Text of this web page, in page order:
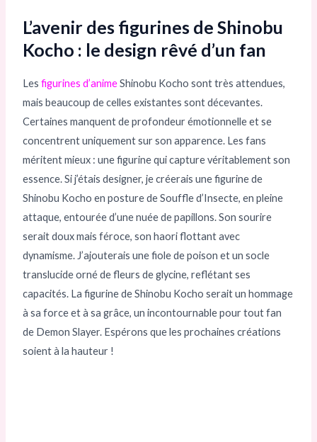
L’avenir des figurines de Shinobu
Kocho : le design rêvé d’un fan
Lesfigurines d’animeShinobu Kocho sont très attendues,
mais beaucoup de celles existantes sont décevantes.
Certaines manquent de profondeur émotionnelle et se
concentrent uniquement sur son apparence. Les fans
méritent mieux : une figurine qui capture véritablement son
essence. Si j’étais designer, je créerais une figurine de
Shinobu Kocho en posture de Souffle d’Insecte, en pleine
attaque, entourée d’une nuée de papillons. Son sourire
serait doux mais féroce, son haori flottant avec
dynamisme. J’ajouterais une fiole de poison et un socle
translucide orné de fleurs de glycine, reflétant ses
capacités. La figurine de Shinobu Kocho serait un hommage
à sa force et à sa grâce, un incontournable pour tout fan
de Demon Slayer. Espérons que les prochaines créations
soient à la hauteur !